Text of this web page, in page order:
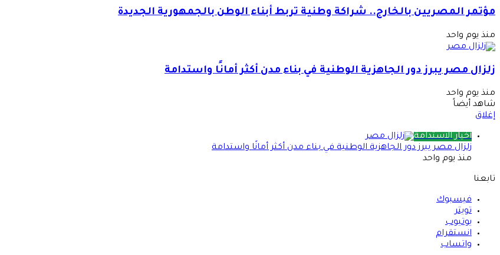
مؤتمر المصريين بالخارج.. شراكة وطنية تربط أبناء الوطن بالجمهورية الجديدة
منذ يوم واحد
زلزال مصر يبرز دور الجاهزية الوطنية في بناء مدن أكثر أمانًا واستدامة
منذ يوم واحد
شاهد أيضاً
إغلاق
أخبار الاستدامة
زلزال مصر يبرز دور الجاهزية الوطنية في بناء مدن أكثر أمانًا واستدامة
منذ يوم واحد
تابعنا
فيسبوك
تويتر
يوتيوب
انستقرام
واتساب